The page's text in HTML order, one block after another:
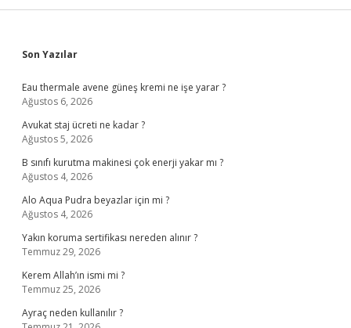
Sidebar
Son Yazılar
Eau thermale avene güneş kremi ne işe yarar ?
Ağustos 6, 2026
Avukat staj ücreti ne kadar ?
Ağustos 5, 2026
B sınıfı kurutma makinesi çok enerji yakar mı ?
Ağustos 4, 2026
Alo Aqua Pudra beyazlar için mi ?
Ağustos 4, 2026
Yakın koruma sertifikası nereden alınır ?
Temmuz 29, 2026
Kerem Allah’ın ismi mi ?
Temmuz 25, 2026
Ayraç neden kullanılır ?